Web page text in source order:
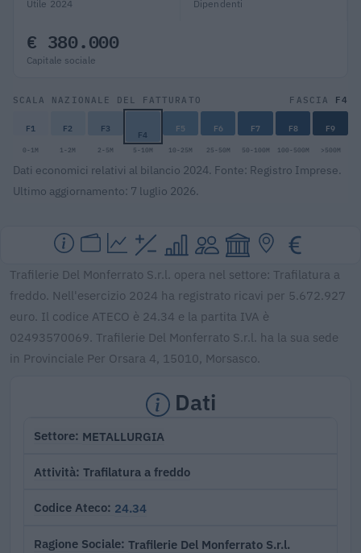
Utile 2024 Dipendenti
€ 380.000
Capitale sociale
SCALA NAZIONALE DEL FATTURATO FASCIA F4
F1 F2 F3 F4 F5 F6 F7 F8 F9
0-1M 1-2M 2-5M 5-10M 10-25M 25-50M 50-100M 100-500M >500M
Dati economici relativi al bilancio 2024. Fonte: Registro Imprese.
Ultimo aggiornamento: 7 luglio 2026.
Trafilerie Del Monferrato S.r.l. opera nel settore: Trafilatura a
freddo. Nell'esercizio 2024 ha registrato ricavi per 5.672.927
euro. Il codice ATECO è 24.34 e la partita IVA è
02493570069. Trafilerie Del Monferrato S.r.l. ha la sua sede
in Provinciale Per Orsara 4, 15010, Morsasco.
Dati
Settore METALLURGIA
Attività Trafilatura a freddo
Codice Ateco 24.34
Ragione Sociale Trafilerie Del Monferrato S.r.l.